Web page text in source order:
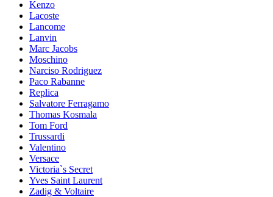
Kenzo
Lacoste
Lancome
Lanvin
Marc Jacobs
Moschino
Narciso Rodriguez
Paco Rabanne
Replica
Salvatore Ferragamo
Thomas Kosmala
Tom Ford
Trussardi
Valentino
Versace
Victoria`s Secret
Yves Saint Laurent
Zadig & Voltaire